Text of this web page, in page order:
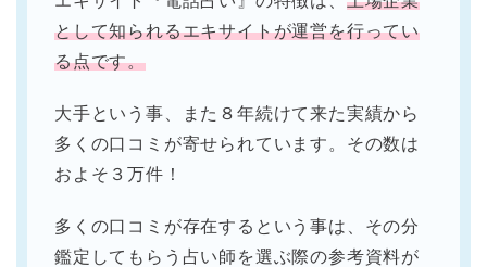
として知られるエキサイトが運営を行ってい
る点です。
大手という事、また８年続けて来た実績から
多くの口コミが寄せられています。その数は
およそ３万件！
多くの口コミが存在するという事は、その分
鑑定してもらう占い師を選ぶ際の参考資料が